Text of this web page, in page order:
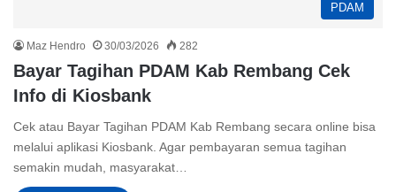
PDAM
Maz Hendro 30/03/2026 282
Bayar Tagihan PDAM Kab Rembang Cek
Info di Kiosbank
Cek atau Bayar Tagihan PDAM Kab Rembang secara online bisa
melalui aplikasi Kiosbank. Agar pembayaran semua tagihan
semakin mudah, masyarakat…